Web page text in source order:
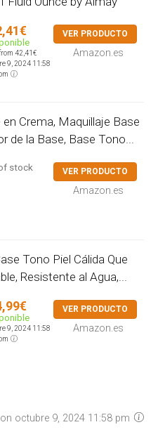
42,41€
9, 2024 11:58
VER PRODUCTO
Amazon.es
Crema, Maquillaje Base
de la Base, Base Tono...
stock VER PRODUCTO
Amazon.es
Tono Piel Cálida Que
Resistente al Agua,...
9, 2024 11:58
VER PRODUCTO
Amazon.es
octubre 9, 2024 11:58 pm